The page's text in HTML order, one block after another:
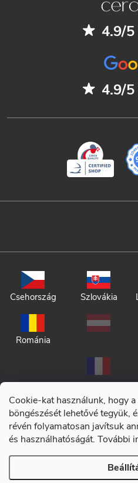
Cookie-kat használunk, hogy
böngészését lehetővé tegyük,
révén folyamatosan javítsuk
és használhatóságát. További
4.9/5
4.9/5
Csehország Szlovákia
Románia
Adatkezelési
Általános